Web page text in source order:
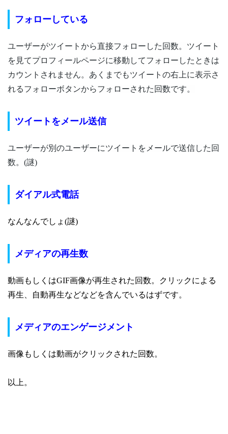
フォローしている
ユーザーがツイートから直接フォローした回数。ツイート
を見てプロフィールページに移動してフォローしたときは
カウントされません。あくまでもツイートの右上に表示さ
れるフォローボタンからフォローされた回数です。
ツイートをメール送信
ユーザーが別のユーザーにツイートをメールで送信した回
数。(謎)
ダイアル式電話
なんなんでしょ(謎)
メディアの再生数
動画もしくはGIF画像が再生された回数。
クリックによる
再生、自動再生などなどを含んでいるはずです。
メディアのエンゲージメント
画像もしくは動画がクリックされた回数。
以上。